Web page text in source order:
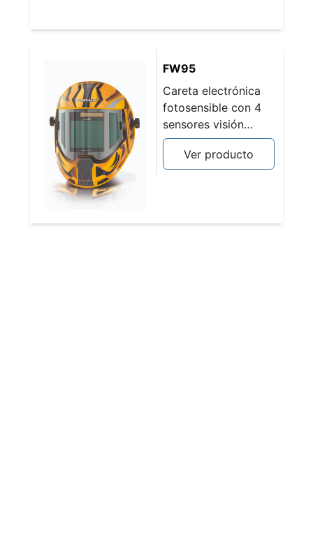
FW95
Careta electrónica
fotosensible con 4
sensores visión
180grados DIN 4/5-
9/9-13 FENIX 995
Ver producto